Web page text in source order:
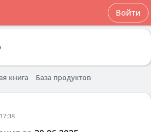
Войти
книга База продуктов